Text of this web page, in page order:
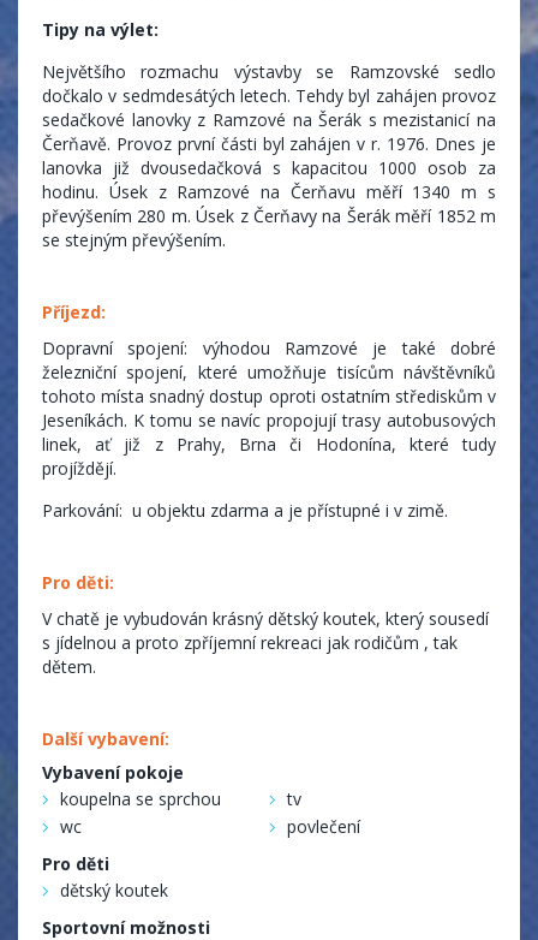
Tipy na výlet:
Největšího rozmachu výstavby se Ramzovské sedlo
dočkalo v sedmdesátých letech. Tehdy byl zahájen provoz
sedačkové lanovky z Ramzové na Šerák s mezistanicí na
Čerňavě. Provoz první části byl zahájen v r. 1976. Dnes je
lanovka již dvousedačková s kapacitou 1000 osob za
hodinu. Úsek z Ramzové na Čerňavu měří 1340 m s
převýšením 280 m. Úsek z Čerňavy na Šerák měří 1852 m
se stejným převýšením.
Příjezd:
Dopravní spojení: výhodou Ramzové je také dobré
železniční spojení, které umožňuje tisícům návštěvníků
tohoto místa snadný dostup oproti ostatním střediskům v
Jeseníkách. K tomu se navíc propojují trasy autobusových
linek, ať již z Prahy, Brna či Hodonína, které tudy
projíždějí.
Parkování: u objektu zdarma a je přístupné i v zimě.
Pro děti:
V chatě je vybudován krásný dětský koutek, který sousedí
s jídelnou a proto zpříjemní rekreaci jak rodičům , tak
dětem.
Další vybavení:
Vybavení pokoje
koupelna se sprchou
tv
wc
povlečení
Pro děti
dětský koutek
Sportovní možnosti